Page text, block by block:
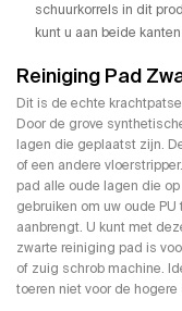
schuurkorrels in dit
kunt u aan beide
Reiniging Pad
Dit is de echte
Door de grove
lagen die geplaatst zijn.
of een andere
pad alle oude lagen die
gebruiken om uw oude
aanbrengt. U kunt met
zwarte reiniging pad is
of zuig schrob machine.
toeren niet voor de